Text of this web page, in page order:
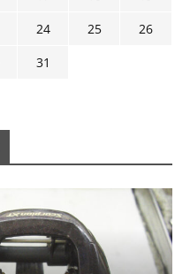
24 25
26
31